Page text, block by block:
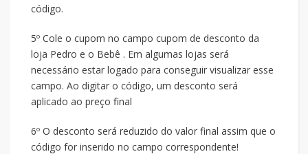
código.
5º Cole o cupom no campo cupom de desconto da
loja Pedro e o Bebê . Em algumas lojas será
necessário estar logado para conseguir visualizar esse
campo. Ao digitar o código, um desconto será
aplicado ao preço final
6º O desconto será reduzido do valor final assim que o
código for inserido no campo correspondente!